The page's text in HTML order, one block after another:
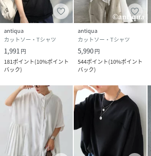
antiqua
カットソー・Tシャツ
1,991円
181ポイント(10%ポイント
バック)
antiqua
カットソー・Tシャツ
5,990円
544ポイント(10%ポイント
バック)